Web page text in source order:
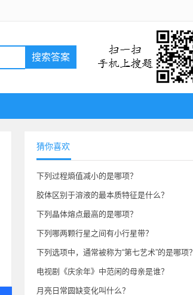
搜索答案
猜你喜欢
下列过程熵值减小的是哪项？
胶体区别于溶液的最本质特征是什么？
下列晶体熔点最高的是哪项？
下列哪两颗行星之间有小行星带？
下列选项中，通常被称为“第七艺术”的是哪项？
电视剧《庆余年》中范闲的母亲是谁？
月亮日常圆缺变化叫什么？